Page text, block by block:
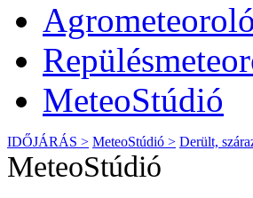
MeteoStúdió
IDŐJÁRÁS > MeteoStúdió > Derült,
MeteoStúdió